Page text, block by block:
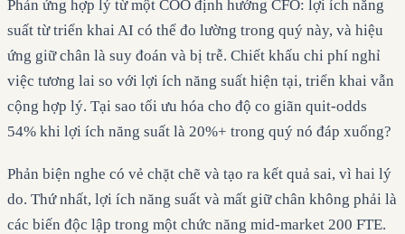
Phản ứng hợp lý từ một COO định hướng CFO: lợi ích năng
suất từ triển khai AI có thể đo lường trong quý này, và hiệu
ứng giữ chân là suy đoán và bị trễ. Chiết khấu chi phí nghỉ
việc tương lai so với lợi ích năng suất hiện tại, triển khai vẫn
cộng hợp lý. Tại sao tối ưu hóa cho độ co giãn quit-odds
54% khi lợi ích năng suất là 20%+ trong quý nó đáp xuống?
Phản biện nghe có vẻ chặt chẽ và tạo ra kết quả sai, vì hai lý
do. Thứ nhất, lợi ích năng suất và mất giữ chân không phải là
các biến độc lập trong một chức năng mid-market 200 FTE.